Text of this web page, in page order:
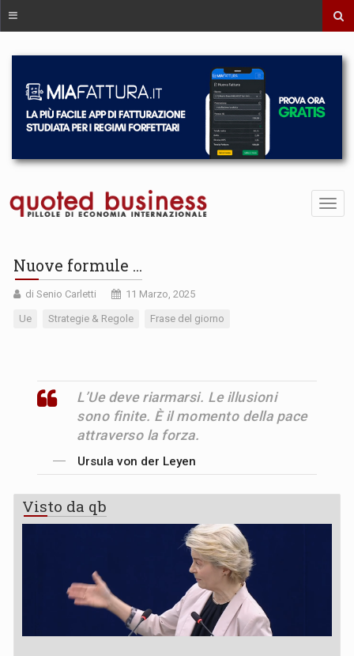
Nuove formule ...
di Senio Carletti 11 Marzo, 2025
Ue Strategie & Regole Frase del giorno
L’Ue deve riarmarsi. Le illusioni
sono finite. È il momento della pace
attraverso la forza.
Ursula von der Leyen
Visto da qb